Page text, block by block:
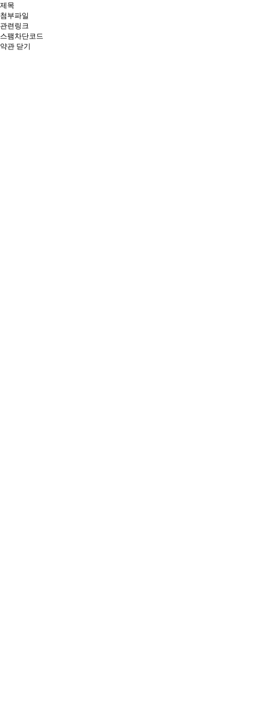
제목
첨부파일
관련링크
스팸차단코드
약관 닫기